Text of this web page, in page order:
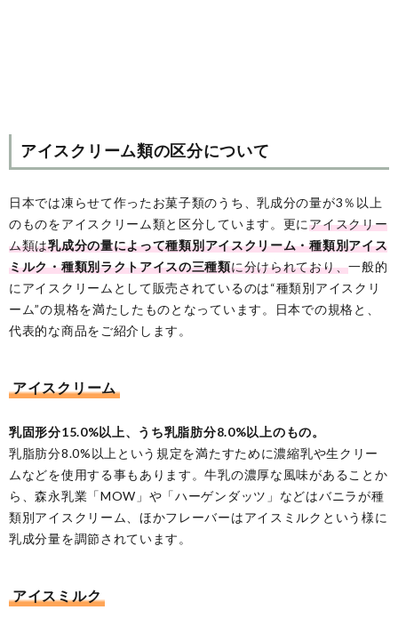
アイスクリーム類の区分について
日本では凍らせて作ったお菓子類のうち、乳成分の量が3％以上
のものをアイスクリーム類と区分しています。更にアイスクリー
ム類は乳成分の量によって種類別アイスクリーム・種類別アイス
ミルク・種類別ラクトアイスの三種類に分けられており、一般的
にアイスクリームとして販売されているのは“種類別アイスクリ
ーム”の規格を満たしたものとなっています。日本での規格と、
代表的な商品をご紹介します。
アイスクリーム
乳固形分15.0%以上、うち乳脂肪分8.0%以上のもの。
乳脂肪分8.0%以上という規定を満たすために濃縮乳や生クリー
ムなどを使用する事もあります。牛乳の濃厚な風味があることか
ら、森永乳業「MOW」や「ハーゲンダッツ」などはバニラが種
類別アイスクリーム、ほかフレーバーはアイスミルクという様に
乳成分量を調節されています。
アイスミルク